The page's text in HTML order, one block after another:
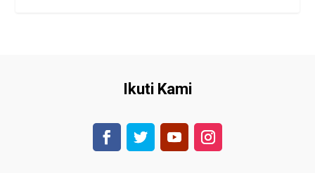
Ikuti Kami